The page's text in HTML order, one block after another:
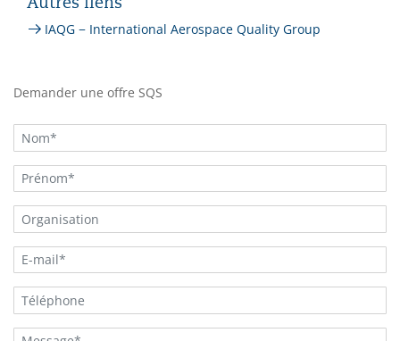
IAQG − International Aerospace Quality Group
Demander une offre SQS